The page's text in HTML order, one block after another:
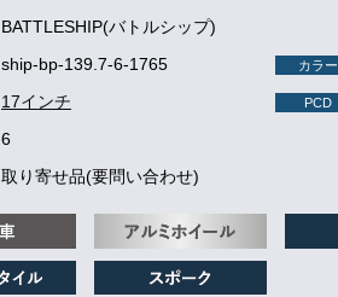
BATTLESHIP(バトルシップ)
ship-bp-139.7-6-1765 カラー
17インチ PCD
6
取り寄せ品(要問い合わせ)